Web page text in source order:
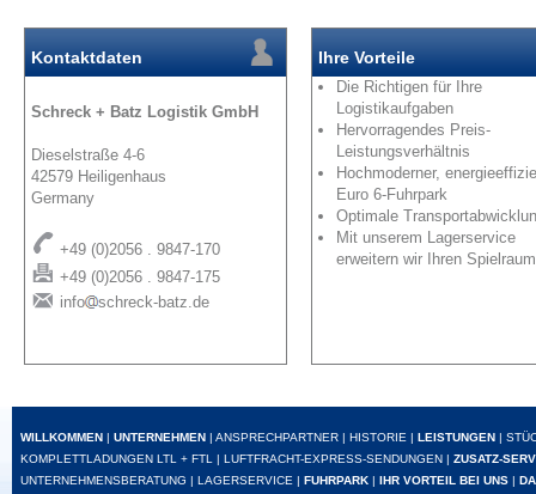
Kontaktdaten
Schreck + Batz Logistik GmbH
Dieselstraße 4-6
42579 Heiligenhaus
Germany
+49 (0)2056 . 9847-170
+49 (0)2056 . 9847-175
info
schreck-batz.de
Ihre Vorteile
Die Richtigen für Ihre
Logistikaufgaben
Hervorragendes Preis-
Leistungsverhältnis
Hochmoderner,
Euro 6-Fuhrpark
Optimale
Mit unserem Lagerservice
erweitern wir Ihren Spielraum
WILLKOMMEN | UNTERNEHMEN | ANSPRECHPARTNER | HISTORIE | LEISTUNGEN |
KOMPLETTLADUNGEN LTL + FTL | LUFTFRACHT-EXPRESS-SENDUNGEN | ZUSATZ-
UNTERNEHMENSBERATUNG | LAGERSERVICE | FUHRPARK | IHR VORTEIL BEI UNS |